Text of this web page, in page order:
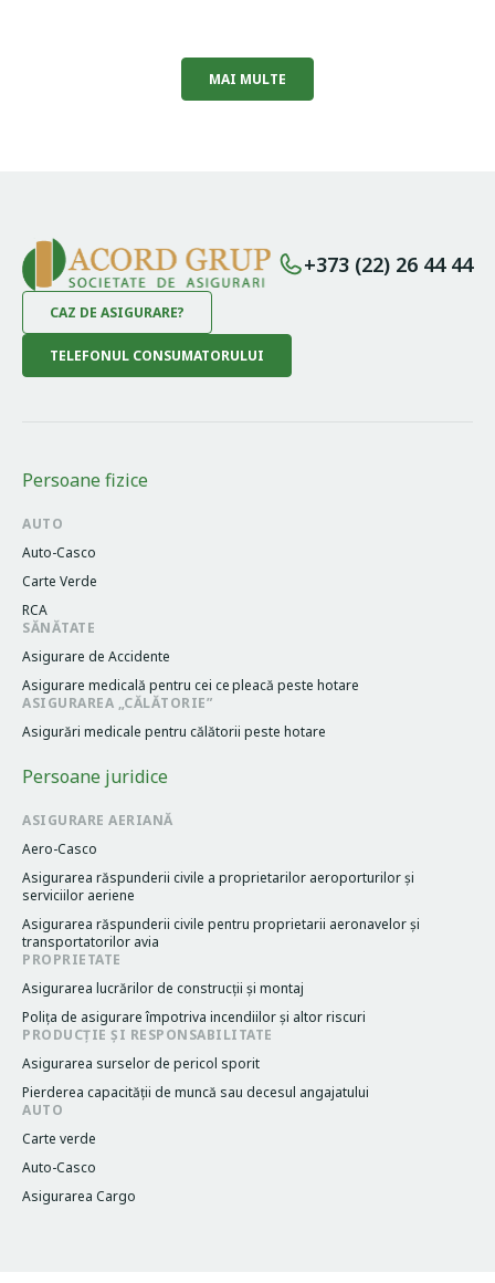
MAI MULTE
+373 (22) 26 44 44
CAZ DE ASIGURARE?
TELEFONUL CONSUMATORULUI
Persoane fizice
AUTO
Auto-Casco
Carte Verde
RCA
SĂNĂTATE
Asigurare de Accidente
Asigurare medicală pentru cei cе pleacă peste hotare
ASIGURAREA „CĂLĂTORIE”
Asigurări medicale pentru călătorii peste hotare
Persoane juridice
ASIGURARE AERIANĂ
Aero-Casco
Asigurarea răspunderii civile a proprietarilor aeroporturilor și
serviciilor aeriene
Asigurarea răspunderii civile pentru proprietarii aeronavelor și
transportatorilor avia
PROPRIETATE
Asigurarea lucrărilor de construcții și montaj
Poliţa de asigurare împotriva incendiilor și altor riscuri
PRODUCȚIE ȘI RESPONSABILITATE
Asigurarea surselor de pericol sporit
Pierderea capacităţii de muncă sau decesul angajatului
AUTO
Carte verde
Auto-Casco
Asigurarea Cargo